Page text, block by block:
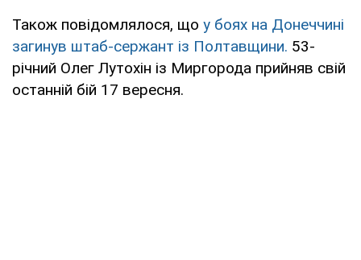
Також повідомлялося, що у боях на Донеччині
загинув штаб-сержант із Полтавщини. 53-
річний Олег Лутохін із Миргорода прийняв свій
останній бій 17 вересня.